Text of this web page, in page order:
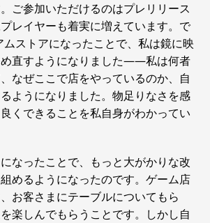
ご参加いただけるのはプレリリース
レイヤーも着実に増えています。で
ストアになったことで、私は鏡に映
め直すようになりました――私は何者
なぜここで店をやっているのか、自
ようになりました。物足りなさを感
くできることを私自身がわかってい
なったことで、もっと大がかりな改
めるようになったのです。ゲーム店
お客さまにテーブルについてもら
楽しんでもらうことです。しかし自